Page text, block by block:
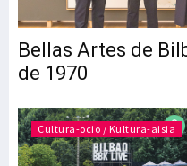
Bellas Artes de
de 1970
Cultura-ocio / Kultura-aisia